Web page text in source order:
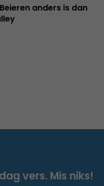
anders is dan
vers. Mis niks!